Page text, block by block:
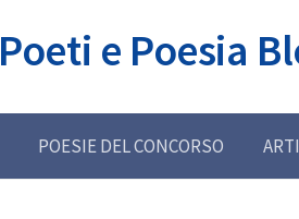
Poeti e Poesia
POESIE DEL CONCORSO